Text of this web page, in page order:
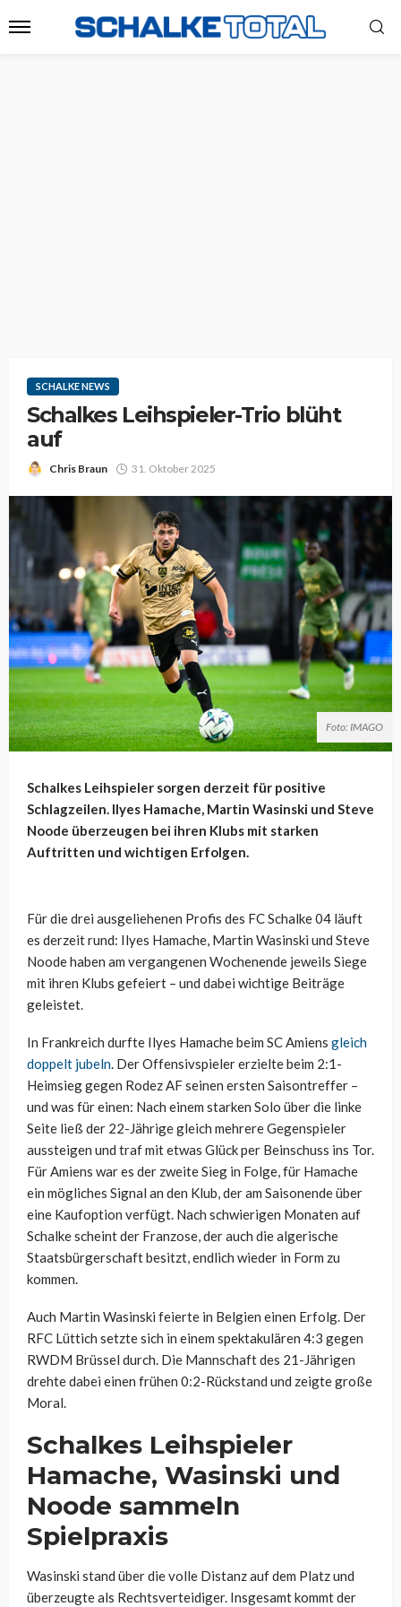
SCHALKE NEWS
Schalkes Leihspieler-Trio blüht
auf
Chris Braun 31. Oktober 2025
Foto: IMAGO
Schalkes Leihspieler sorgen derzeit für positive
Schlagzeilen. Ilyes Hamache, Martin Wasinski und Steve
Noode überzeugen bei ihren Klubs mit starken
Auftritten und wichtigen Erfolgen.
Für die drei ausgeliehenen Profis des FC Schalke 04 läuft
es derzeit rund: Ilyes Hamache, Martin Wasinski und Steve
Noode haben am vergangenen Wochenende jeweils Siege
mit ihren Klubs gefeiert – und dabei wichtige Beiträge
geleistet.
In Frankreich durfte Ilyes Hamache beim SC Amiens gleich
doppelt jubeln. Der Offensivspieler erzielte beim 2:1-
Heimsieg gegen Rodez AF seinen ersten Saisontreffer –
und was für einen: Nach einem starken Solo über die linke
Seite ließ der 22-Jährige gleich mehrere Gegenspieler
aussteigen und traf mit etwas Glück per Beinschuss ins Tor.
Für Amiens war es der zweite Sieg in Folge, für Hamache
ein mögliches Signal an den Klub, der am Saisonende über
eine Kaufoption verfügt. Nach schwierigen Monaten auf
Schalke scheint der Franzose, der auch die algerische
Staatsbürgerschaft besitzt, endlich wieder in Form zu
kommen.
Auch Martin Wasinski feierte in Belgien einen Erfolg. Der
RFC Lüttich setzte sich in einem spektakulären 4:3 gegen
RWDM Brüssel durch. Die Mannschaft des 21-Jährigen
drehte dabei einen frühen 0:2-Rückstand und zeigte große
Moral.
Schalkes Leihspieler
Hamache, Wasinski und
Noode sammeln
Spielpraxis
Wasinski stand über die volle Distanz auf dem Platz und
überzeugte als Rechtsverteidiger. Insgesamt kommt der